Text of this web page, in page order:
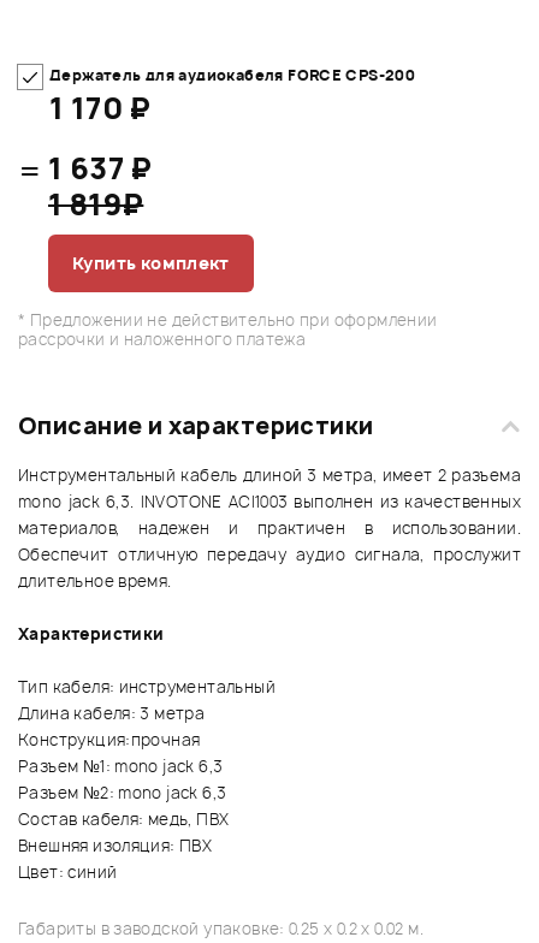
Держатель для аудиокабеля FORCE CPS-200
1 170 ₽
= 1 637 ₽
1 819₽
Купить комплект
* Предложении не действительно при оформлении
рассрочки и наложенного платежа
Описание и характеристики
Инструментальный кабель длиной 3 метра, имеет 2 разъема
mono jack 6,3. INVOTONE ACI1003 выполнен из качественных
материалов, надежен и практичен в использовании.
Обеспечит отличную передачу аудио сигнала, прослужит
длительное время.
Характеристики
Тип кабеля: инструментальный
Длина кабеля: 3 метра
Конструкция:прочная
Разъем №1: mono jack 6,3
Разъем №2: mono jack 6,3
Состав кабеля: медь, ПВХ
Внешняя изоляция: ПВХ
Цвет: синий
Габариты в заводской упаковке: 0.25 x 0.2 x 0.02 м.